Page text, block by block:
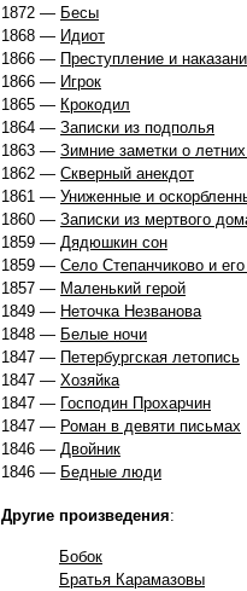
1872 — Бесы
1868 — Идиот
1866 — Преступление и
1866 — Игрок
1865 — Крокодил
1864 — Записки из подполья
1863 — Зимние заметки о
1862 — Скверный анекдот
1861 — Униженные и
1860 — Записки из мертвого
1859 — Дядюшкин сон
1859 — Село Степанчиково и
1857 — Маленький герой
1849 — Неточка Незванова
1848 — Белые ночи
1847 — Петербургская летопись
1847 — Хозяйка
1847 — Господин Прохарчин
1847 — Роман в девяти письмах
1846 — Двойник
1846 — Бедные люди
Другие произведения:
Бобок
Братья Карамазовы